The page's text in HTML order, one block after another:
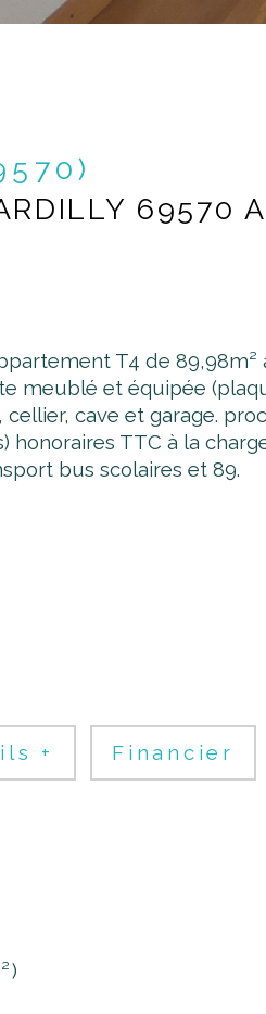
69570
T4 de
meublé et équipée
cave et garage.
honoraires TTC à la
bus scolaires et 89.
+ Financier